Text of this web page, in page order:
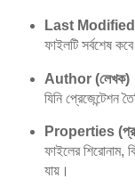
Last Modified
ফাইলটি সর্বশেষ
Author (লেখক)
যিনি প্রেজেন্টেশন
Properties
ফাইলের শিরোনাম,
যায়।